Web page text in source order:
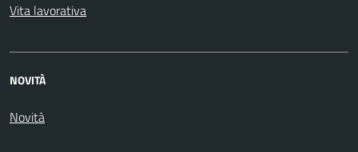
Vita lavorativa
NOVITÀ
Novità